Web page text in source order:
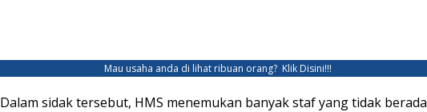
Mau usaha anda di lihat ribuan orang?Klik Disini!!!
Dalam sidak tersebut, HMS menemukan banyak staf yang tidak berada